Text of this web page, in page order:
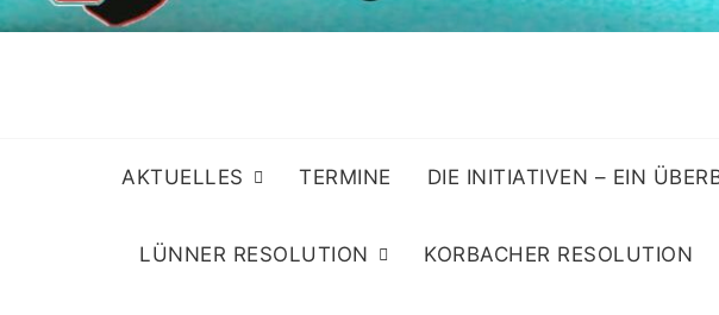
AKTUELLES TERMINE DIE INITIATIVEN – EIN
LÜNNER RESOLUTION KORBACHER RESOLUTION